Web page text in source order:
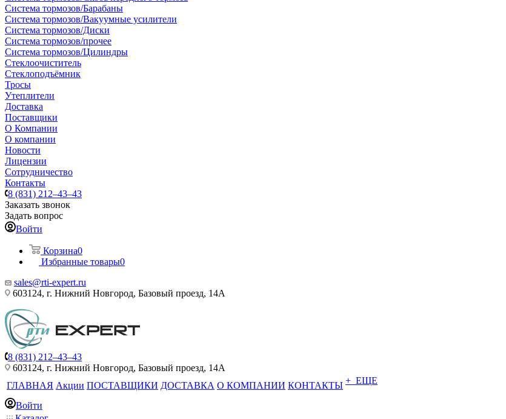
Система тормозов/Барабаны
Система тормозов/Вакуумные усилители
Система тормозов/Диски
Система тормозов/прочее
Система тормозов/Цилиндры
Стеклоочиститель
Стеклоподъёмник
Тросы
Утеплители
Доставка
Поставщики
О Компании
О компании
Новости
Лицензии
Сотрудничество
Контакты
8 (831) 212–43–43
Заказать звонок
Задать вопрос
Войти
Корзина0
Избранные товары0
sales@rti-expert.ru
603124, г. Нижний Новгород, Базовый проезд, 14А
8 (831) 212–43–43
603124, г. Нижний Новгород, Базовый проезд, 14А
ГЛАВНАЯ Акции ПОСТАВЩИКИ ДОСТАВКА О КОМПАНИИ КОНТАКТЫ + ЕЩЕ
Войти